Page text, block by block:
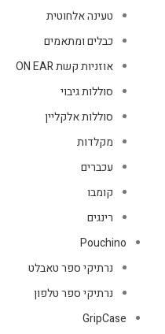
טעינה אלחוטית
כבלים ומתאמים
אוזניות קשת ON EAR
סוללות גיבוי
סוללות אלקליין
מקלדות
עכברים
קומבו
רינגים
Pouchino
נרתיקי ספר טאבלט
נרתיקי ספר טלפון
GripCase